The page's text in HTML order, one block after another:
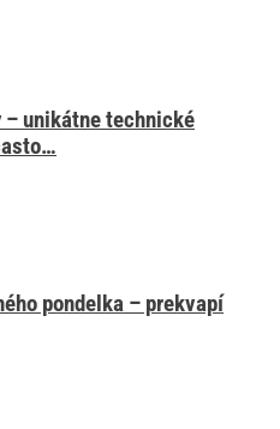
unikátne technické
pondelka – prekvapí